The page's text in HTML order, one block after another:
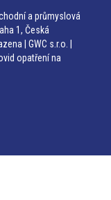
a průmyslová
1, Česká
| GWC s.r.o. |
opatření na